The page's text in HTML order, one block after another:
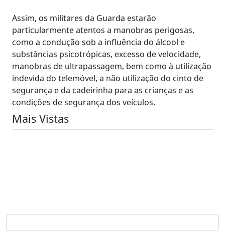
Assim, os militares da Guarda estarão
particularmente atentos a manobras perigosas,
como a condução sob a influência do álcool e
substâncias psicotrópicas, excesso de velocidade,
manobras de ultrapassagem, bem como à utilização
indevida do telemóvel, a não utilização do cinto de
segurança e da cadeirinha para as crianças e as
condições de segurança dos veículos.
Mais Vistas